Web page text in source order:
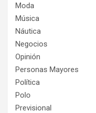
Moda
Música
Náutica
Negocios
Opinión
Personas Mayores
Política
Polo
Previsional